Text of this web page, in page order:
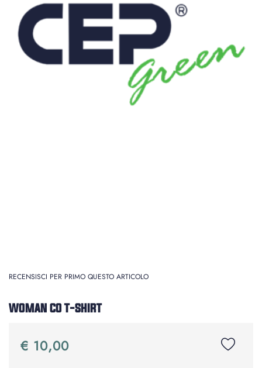
RECENSISCI PER PRIMO QUESTO ARTICOLO
WOMAN CO T-SHIRT
€ 10,00